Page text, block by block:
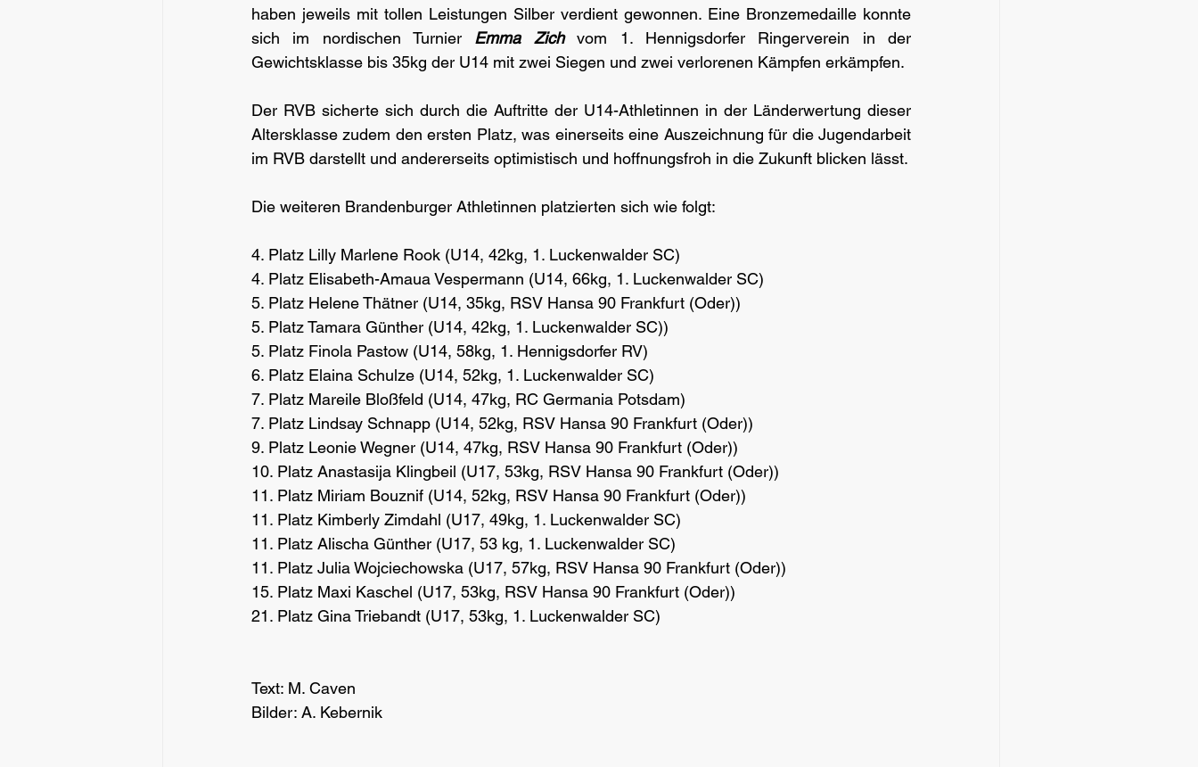
haben jeweils mit tollen Leistungen Silber verdient gewonnen. Eine Bronzemedaille konnte
sich im nordischen Turnier Emma Zich vom 1. Hennigsdorfer Ringerverein in der
Gewichtsklasse bis 35kg der U14 mit zwei Siegen und zwei verlorenen Kämpfen erkämpfen.
Der RVB sicherte sich durch die Auftritte der U14-Athletinnen in der Länderwertung dieser
Altersklasse zudem den ersten Platz, was einerseits eine Auszeichnung für die Jugendarbeit
im RVB darstellt und andererseits optimistisch und hoffnungsfroh in die Zukunft blicken lässt.
Die weiteren Brandenburger Athletinnen platzierten sich wie folgt:
4. Platz Lilly Marlene Rook (U14, 42kg, 1. Luckenwalder SC)
4. Platz Elisabeth-Amaua Vespermann (U14, 66kg, 1. Luckenwalder SC)
5. Platz Helene Thätner (U14, 35kg, RSV Hansa 90 Frankfurt (Oder))
5. Platz Tamara Günther (U14, 42kg, 1. Luckenwalder SC))
5. Platz Finola Pastow (U14, 58kg, 1. Hennigsdorfer RV)
6. Platz Elaina Schulze (U14, 52kg, 1. Luckenwalder SC)
7. Platz Mareile Bloßfeld (U14, 47kg, RC Germania Potsdam)
7. Platz Lindsay Schnapp (U14, 52kg, RSV Hansa 90 Frankfurt (Oder))
9. Platz Leonie Wegner (U14, 47kg, RSV Hansa 90 Frankfurt (Oder))
10. Platz Anastasija Klingbeil (U17, 53kg, RSV Hansa 90 Frankfurt (Oder))
11. Platz Miriam Bouznif (U14, 52kg, RSV Hansa 90 Frankfurt (Oder))
11. Platz Kimberly Zimdahl (U17, 49kg, 1. Luckenwalder SC)
11. Platz Alischa Günther (U17, 53 kg, 1. Luckenwalder SC)
11. Platz Julia Wojciechowska (U17, 57kg, RSV Hansa 90 Frankfurt (Oder))
15. Platz Maxi Kaschel (U17, 53kg, RSV Hansa 90 Frankfurt (Oder))
21. Platz Gina Triebandt (U17, 53kg, 1. Luckenwalder SC)
Text: M. Caven
Bilder: A. Kebernik